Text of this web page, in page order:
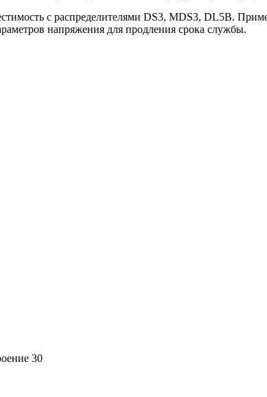
с распределителями DS3, MDS3, DL5B.
напряжения для продления срока службы.
30